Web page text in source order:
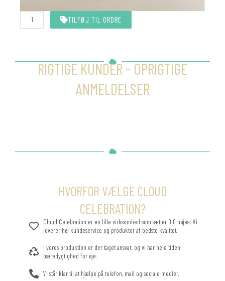
TILFØJ TIL ORDRE
RIGTIGE KUNDER - OPRIGTIGE
ANMELDELSER
HVORFOR VÆLGE CLOUD
CELEBRATION?
Cloud Celebration er en lille virksomhed som sætter DIG højest. Vi
leverer høj kundeservice og produkter af bedste kvalitet.
I vores produktion er der taget ansvar, og vi har hele tiden
bæredygtighed for øje.
Vi står klar til at hjælpe på telefon, mail og sociale medier.